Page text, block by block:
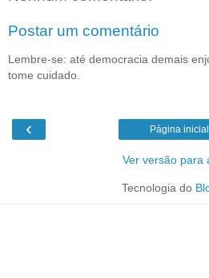
Postar um comentário
Lembre-se: até democracia demais
tome cuidado.
‹ Página inicial
Ver versão para
Tecnologia do